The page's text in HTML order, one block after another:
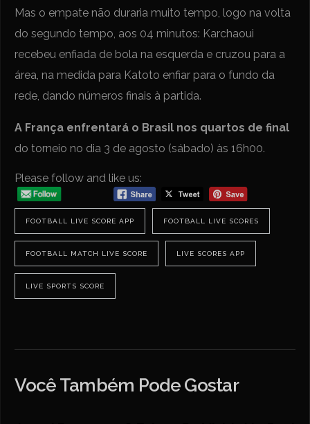
Mas o empate não duraria muito tempo, logo na volta
do segundo tempo, aos 04 minutos: Karchaoui
recebeu enfiada de bola na esquerda e cruzou para a
área, na medida para Katoto enfiar para o fundo da
rede, dando números finais à partida.
A França enfrentará o Brasil nos quartos de final
do torneio no dia 3 de agosto (sábado) às 16h00.
Please follow and like us:
FOOTBALL LIVE SCORE APP FOOTBALL LIVE SCORES
FOOTBALL MATCH LIVE SCORE LIVE SCORES APP
LIVE SPORTS SCORE
Você Também Pode Gostar